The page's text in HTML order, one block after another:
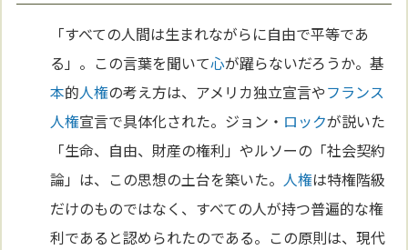
「すべての人間は生まれながらに自由で平等であ
る」。この言葉を聞いて心が躍らないだろうか。基
本的人権の考え方は、アメリカ独立宣言やフランス
人権宣言で具体化された。ジョン・ ロックが説いた
「生命、自由、財産の権利」やルソーの「社会契約
論」は、この思想の土台を築いた。 人権は特権階級
だけのものではなく、すべての人が持つ普遍的な権
利であると認められたのである。この原則は、現代